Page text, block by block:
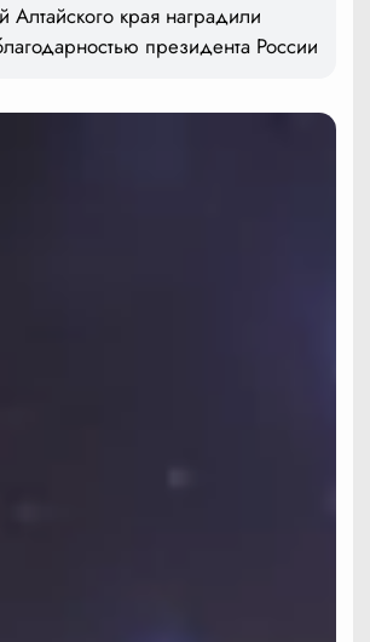
Алтайского края наградили
президента России